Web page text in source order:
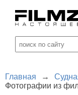
Главная →
Фотографии из